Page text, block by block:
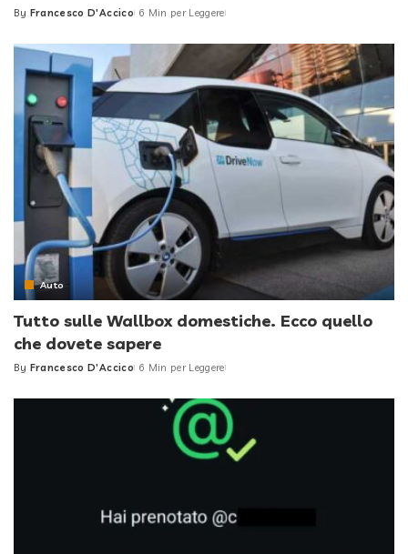
Posted
By Francesco D'Accico 6 Min per Leggere
Auto
Tutto sulle Wallbox domestiche. Ecco quello
che dovete sapere
Posted
By Francesco D'Accico 6 Min per Leggere